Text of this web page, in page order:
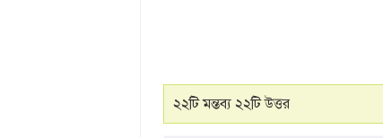
২২টি মন্তব্য ২২টি উত্তর